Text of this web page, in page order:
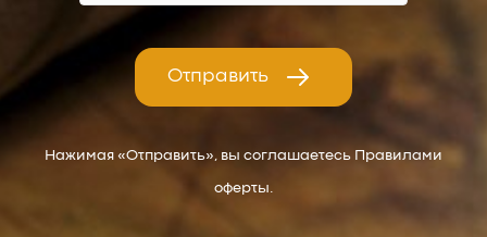
Отправить
Нажимая «Отправить», вы соглашаетесь Правилами
оферты.